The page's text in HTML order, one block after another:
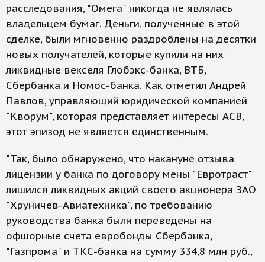
расследования, "Омега" никогда не являлась
владельцем бумаг. Деньги, полученные в этой
сделке, были мгновенно раздроблены на десятки
новых получателей, которые купили на них
ликвидные векселя Глобэкс-банка, ВТБ,
Сбербанка и Номос-банка. Как отметил Андрей
Павлов, управляющий юридической компанией
"Кворум", которая представляет интересы АСВ,
этот эпизод не является единственным.
"Так, было обнаружено, что накануне отзыва
лицензии у банка по договору мены "Евротраст"
лишился ликвидных акций своего акционера ЗАО
"Хруничев-Авиатехника", по требованию
руководства банка были переведены на
офшорные счета евробонды Сбербанка,
"Газпрома" и ТКС-банка на сумму 334,8 млн руб.,